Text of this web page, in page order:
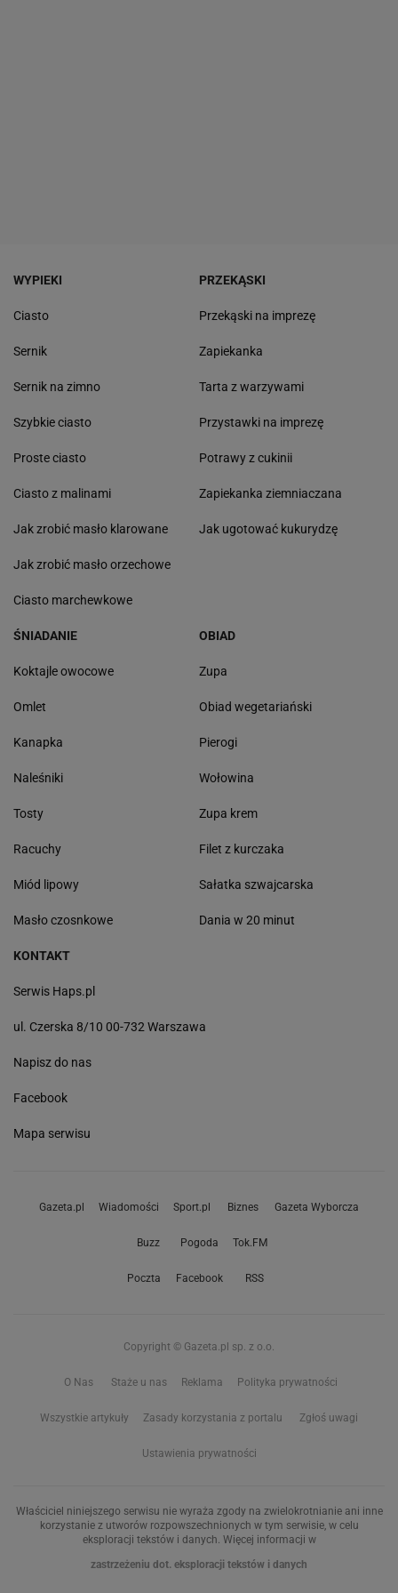
WYPIEKI
Ciasto
Sernik
Sernik na zimno
Szybkie ciasto
Proste ciasto
Ciasto z malinami
Jak zrobić masło klarowane
Jak zrobić masło orzechowe
Ciasto marchewkowe
PRZEKĄSKI
Przekąski na imprezę
Zapiekanka
Tarta z warzywami
Przystawki na imprezę
Potrawy z cukinii
Zapiekanka ziemniaczana
Jak ugotować kukurydzę
ŚNIADANIE
Koktajle owocowe
Omlet
Kanapka
Naleśniki
Tosty
Racuchy
Miód lipowy
Masło czosnkowe
OBIAD
Zupa
Obiad wegetariański
Pierogi
Wołowina
Zupa krem
Filet z kurczaka
Sałatka szwajcarska
Dania w 20 minut
KONTAKT
Serwis Haps.pl
ul. Czerska 8/10 00-732 Warszawa
Napisz do nas
Facebook
Mapa serwisu
Gazeta.pl Wiadomości Sport.pl Biznes Gazeta Wyborcza
Buzz Pogoda Tok.FM
Poczta Facebook RSS
Copyright © Gazeta.pl sp. z o.o.
O Nas Staże u nas Reklama Polityka prywatności
Wszystkie artykuły Zasady korzystania z portalu Zgłoś uwagi
Ustawienia prywatności
Właściciel niniejszego serwisu nie wyraża zgody na zwielokrotnianie ani inne
korzystanie z utworów rozpowszechnionych w tym serwisie, w celu
eksploracji tekstów i danych. Więcej informacji w
zastrzeżeniu dot. eksploracji tekstów i danych